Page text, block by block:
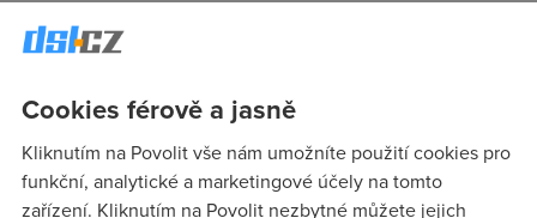
Operátorům se nelíbí
především národní roaming
Úřad chce čtvrtému operátorovi umožnit poskytovat
srovnatelný rozsah a kvalitu služeb , jako u dalších třech
Cookies férově a jasně
Kliknutím na Povolit vše nám umožníte použití cookies pro
funkční, analytické a marketingové účely na tomto
zařízení. Kliknutím na Povolit nezbytné můžete jejich